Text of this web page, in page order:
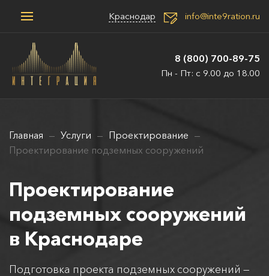
Краснодар info@inte9ration.ru
8 (800) 700-89-75
Пн - Пт: с 9.00 до 18.00
Главная Услуги
Проектирование
Проектирование подземных сооружений
Проектирование
подземных сооружений
в Краснодаре
Подготовка проекта подземных сооружений —